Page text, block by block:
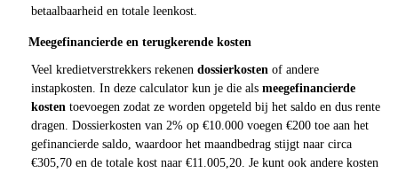
betaalbaarheid en totale leenkost.
Meegefinancierde en terugkerende kosten
Veel kredietverstrekkers rekenen dossierkosten of andere
instapkosten. In deze calculator kun je die als meegefinancierde
kosten toevoegen zodat ze worden opgeteld bij het saldo en dus rente
dragen. Dossierkosten van 2% op €10.000 voegen €200 toe aan het
gefinancierde saldo, waardoor het maandbedrag stijgt naar circa
€305,70 en de totale kost naar €11.005,20. Je kunt ook andere kosten